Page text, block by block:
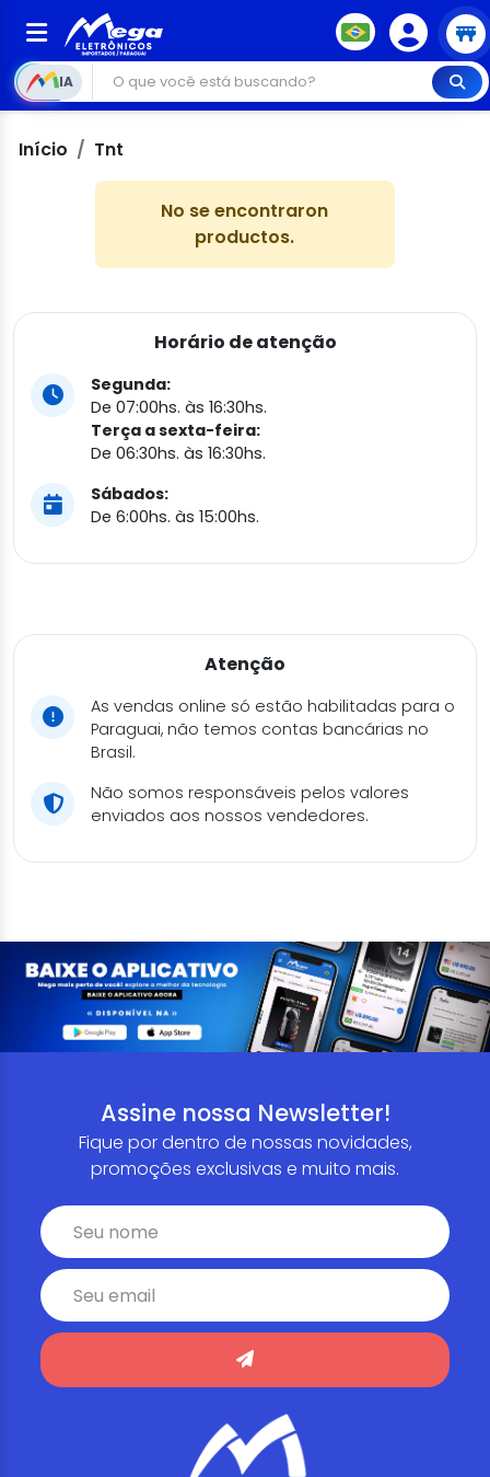
IA
Início Tnt
No se encontraron
productos.
Horário de atenção
Segunda:
De 07:00hs. às 16:30hs.
Terça a sexta-feira:
De 06:30hs. às 16:30hs.
Sábados:
De 6:00hs. às 15:00hs.
Atenção
As vendas online só estão habilitadas para o
Paraguai, não temos contas bancárias no
Brasil.
Não somos responsáveis pelos valores
enviados aos nossos vendedores.
Assine nossa Newsletter!
Fique por dentro de nossas novidades,
promoções exclusivas e muito mais.